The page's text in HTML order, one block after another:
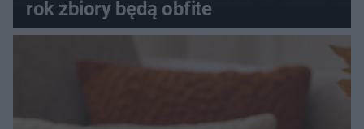
rok zbiory będą obfite